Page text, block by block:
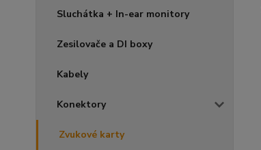
Sluchátka + In-ear monitory
Zesilovače a DI boxy
Kabely
Konektory
Zvukové karty